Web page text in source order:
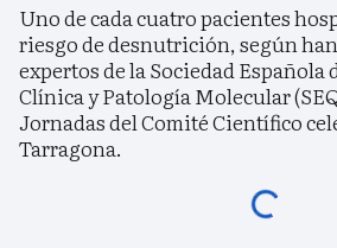
Uno de cada cuatro pacientes
riesgo de desnutrición, según
expertos de la Sociedad Española
Clínica y Patología Molecular
Jornadas del Comité Científico
Tarragona.